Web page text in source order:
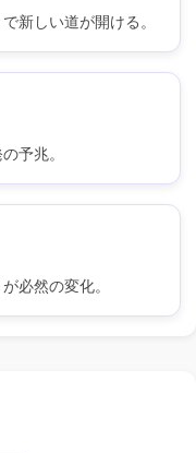
新しい道が開ける。
予兆。
必然の変化。